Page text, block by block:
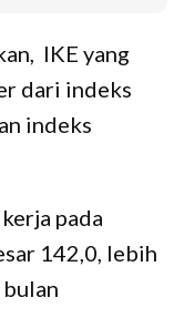
IKE yang
dari indeks
indeks
pada
142,0, lebih